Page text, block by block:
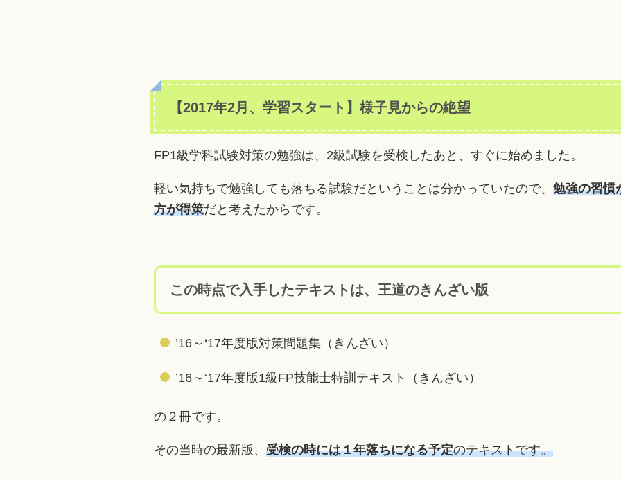
【2017年2月、学習スタート】様子見からの絶望
FP1級学科試験対策の勉強は、2級試験を受検したあと、すぐに始めました。
軽い気持ちで勉強しても落ちる試験だということは分かっていたので、 勉強の習慣
方が得策だと考えたからです。
この時点で入手したテキストは、王道のきんざい版
’16～‘17年度版対策問題集（きんざい）
’16～‘17年度版1級FP技能士特訓テキスト（きんざい）
の２冊です。
その当時の最新版、 受検の時には１年落ちになる予定のテキストです。